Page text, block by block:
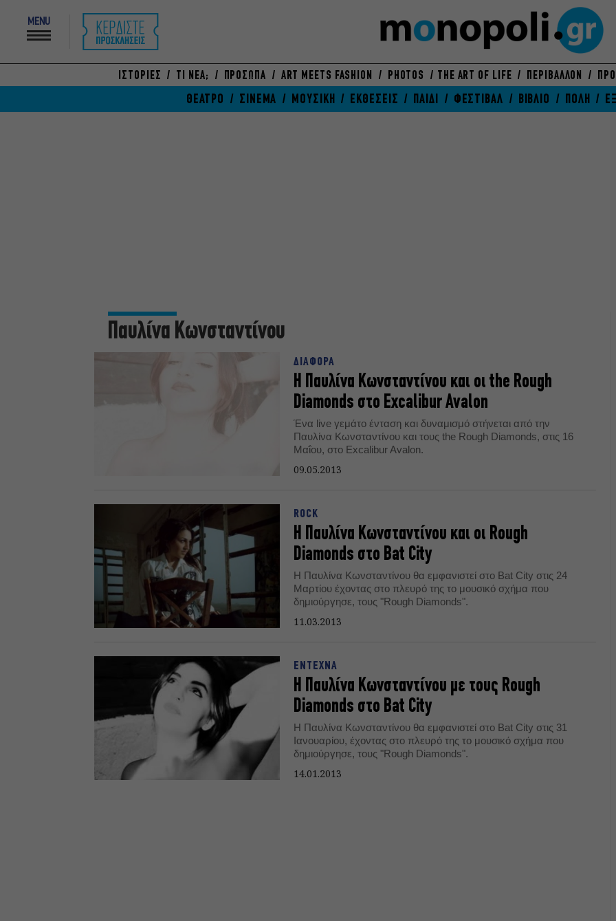
MENU
ΙΣΤΟΡΙΕΣ ΤΙ ΝΕΑ; ΠΡΟΣΩΠΑ ART MEETS FASHION PHOTOS THE ART OF LIFE ΠΕΡΙΒΑΛΛΟΝ
ΘΕΑΤΡΟ ΣΙΝΕΜΑ ΜΟΥΣΙΚΗ ΕΚΘΕΣΕΙΣ ΠΑΙΔΙ ΦΕΣΤΙΒΑΛ ΒΙΒΛΙΟ ΠΟΛΗ
Παυλίνα Κωνσταντίνου
ΔΙΑΦΟΡΑ
H Παυλίνα Κωνσταντίνου και οι the Rough
Diamonds στο Εxcalibur Avalon
Ένα live γεμάτο ένταση και δυναμισμό στήνεται από την
Παυλίνα Κωνσταντίνου και τους the Rough Diamonds, στις 16
Μαΐου, στο Εxcalibur Avalon.
09.05.2013
ROCK
Η Παυλίνα Κωνσταντίνου και οι Rough
Diamonds στο Bat City
Η Παυλίνα Κωνσταντίνου θα εμφανιστεί στο Bat City στις 24
Μαρτίου έχοντας στο πλευρό της το μουσικό σχήμα που
δημιούργησε, τους "Rough Diamonds".
11.03.2013
ΕΝΤΕΧΝΑ
Η Παυλίνα Κωνσταντίνου με τους Rough
Diamonds στο Bat City
Η Παυλίνα Κωνσταντίνου θα εμφανιστεί στο Bat City στις 31
Ιανουαρίου, έχοντας στο πλευρό της το μουσικό σχήμα που
δημιούργησε, τους "Rough Diamonds".
14.01.2013